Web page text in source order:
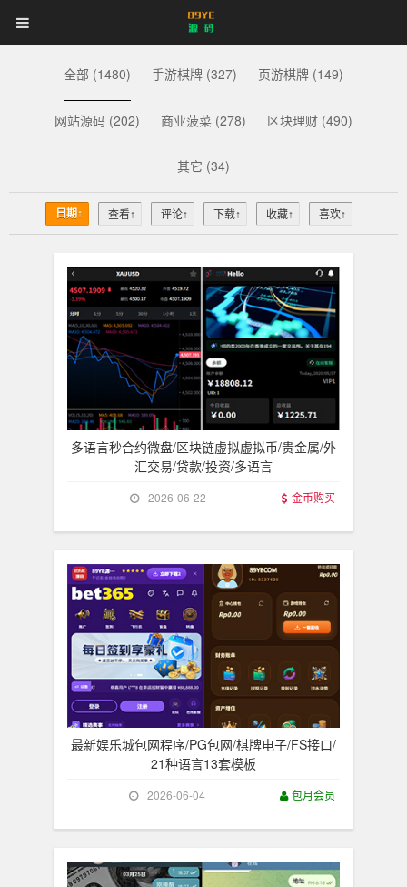
89YE
源
码
89YE 首页
破解软件 视频教程
登录 注册 登注不正常？
全部 (1480) 手游棋牌 (327) 页游棋牌 (149)
网站源码 (202) 商业菠菜 (278) 区块理财 (490)
其它 (34)
日期↑ 查看↑ 评论↑ 下载↑ 收藏↑ 喜欢↑
多语言秒合约微盘/区块链虚拟虚拟币/贵金属/外
汇交易/贷款/投资/多语言
2026-06-22 金币购买
最新娱乐城包网程序/PG包网/棋牌电子/FS接口/
21种语言13套模板
2026-06-04 包月会员